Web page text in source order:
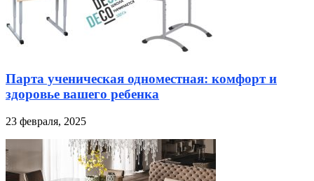
Парта ученическая одноместная: комфорт и
здоровье вашего ребенка
23 февраля, 2025